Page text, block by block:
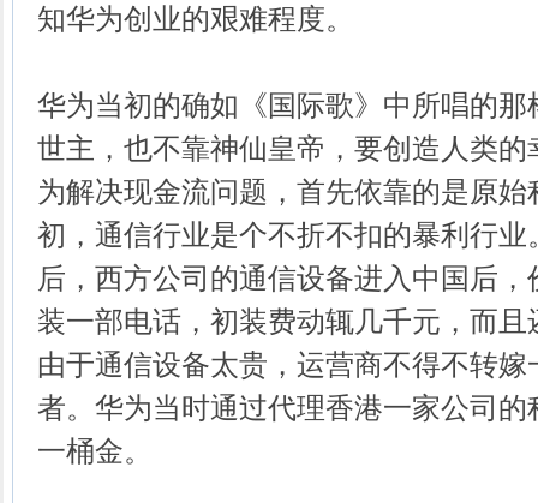
知华为创业的艰难程度。
华为当初的确如《国际歌》中所唱的那
世主，也不靠神仙皇帝，要创造人类的
为解决现金流问题，首先依靠的是原
初，通信行业是个不折不扣的暴利行
后，西方公司的通信设备进入中国后
装一部电话，初装费动辄几千元，而
由于通信设备太贵，运营商不得不转
者。华为当时通过代理香港一家公司
一桶金。